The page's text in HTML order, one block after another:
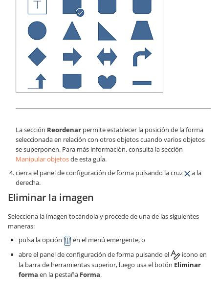
La sección Reordenar permite establecer la posición de la forma
seleccionada en relación con otros objetos cuando varios objetos
se superponen. Para más información, consulta la sección
Manipular objetosde esta guía.
cierra el panel de configuración de forma pulsando la cruz
a la
derecha.
Eliminar la imagen
Selecciona la imagen tocándola y procede de una de las siguientes
maneras:
pulsa la opción
en el menú emergente, o
abre el panel de configuración de forma pulsando el
icono en
la barra de herramientas superior, luego usa el botón Eliminar
forma en la pestaña Forma.